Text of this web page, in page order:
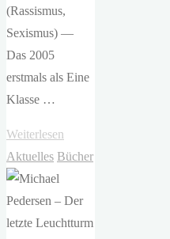
(Rassismus,
Sexismus) —
Das 2005
erstmals als Eine
Klasse …
Weiterlesen
Sittenfeld
Prep"
Aktuelles Bücher